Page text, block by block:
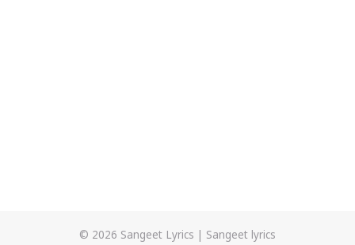
© 2026 Sangeet Lyrics | Sangeet lyrics